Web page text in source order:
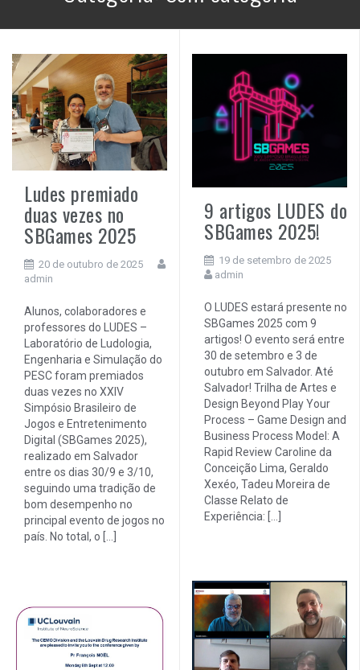
Ludes premiado
duas vezes no
SBGames 2025
20 de outubro de 2025
admin
Alunos, colaboradores e
professores do LUDES –
Laboratório de Ludologia,
Engenharia e Simulação do
PESC foram premiados
duas vezes no XXIV
Simpósio Brasileiro de
Jogos e Entretenimento
Digital (SBGames 2025),
realizado em Salvador
entre os dias 30/9 e 3/10,
seguindo uma tradição de
bom desempenho no
principal evento de jogos no
país. No total, o […]
9 artigos LUDES do
SBGames 2025!
19 de setembro de 2025
admin
O LUDES estará presente no
SBGames 2025 com 9
artigos! O evento será entre
30 de setembro e 3 de
outubro em Salvador. Até
Salvador! Trilha de Artes e
Design Beyond Play Your
Process – Game Design and
Business Process Model: A
Rapid Review Caroline da
Conceição Lima, Geraldo
Xexéo, Tadeu Moreira de
Classe Relato de
Experiência: […]